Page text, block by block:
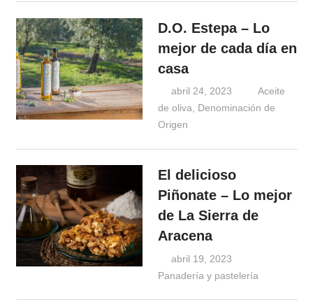
D.O. Estepa – Lo
mejor de cada día en
casa
abril 24, 2023 Windrose
Aceite
de oliva, Denominación de
Origen
El delicioso
Piñonate – Lo mejor
de La Sierra de
Aracena
abril 19, 2023
Panadería y pastelería